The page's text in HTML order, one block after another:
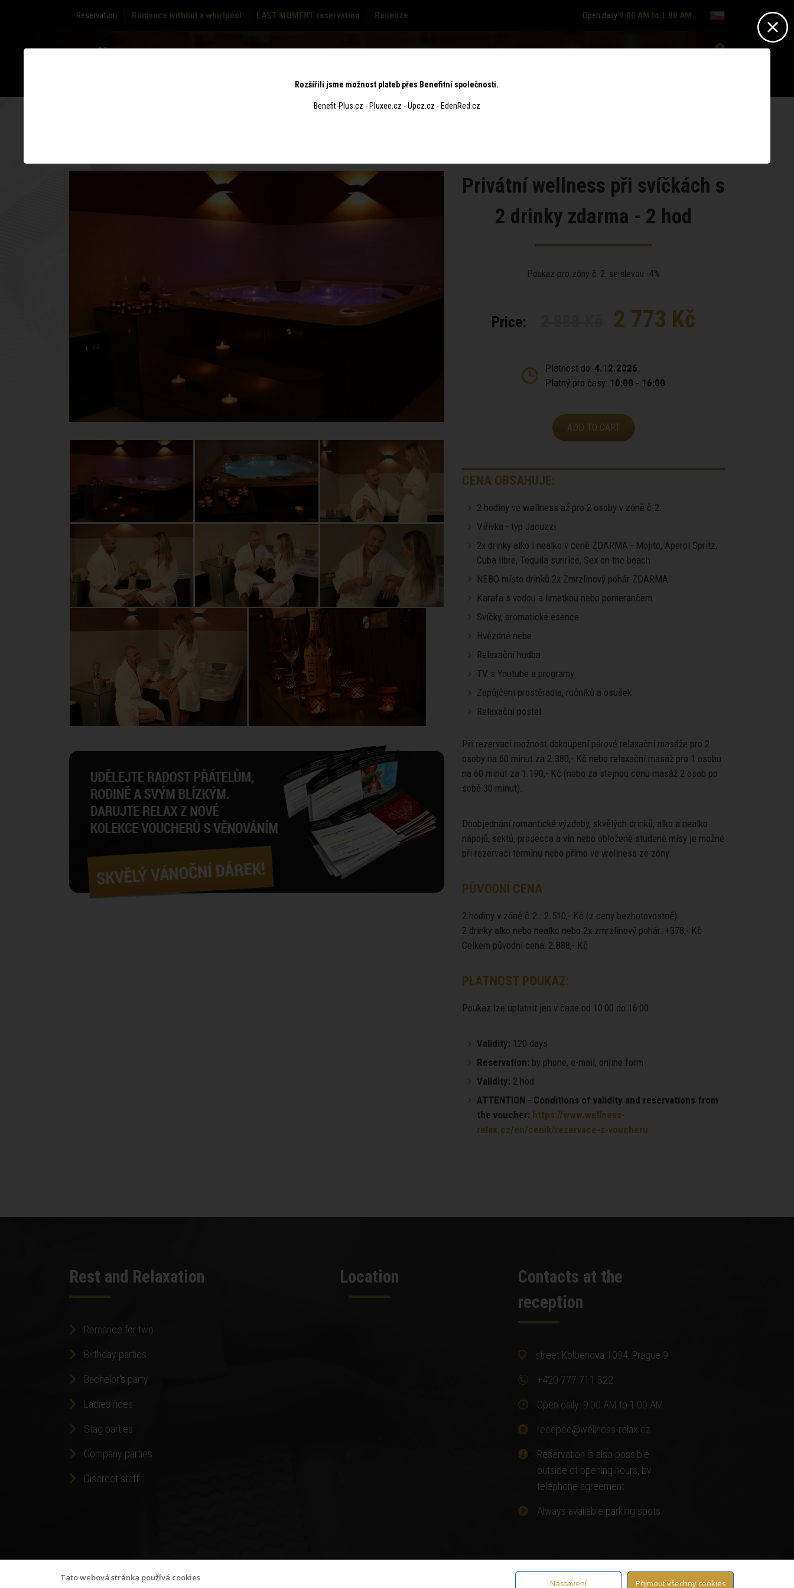
Reservation Romance without a whirlpool LAST MOMENT reservation Recenze Open daily 9:00 AM to 1:00 AM
Privátní wellness při svíčkách s
2 drinky zdarma - 2 hod
Poukaz pro zóny č. 2. se slevou -4%
Price: 2 773 Kč
Platnost do: 4.12.2026
Platný pro časy: 10:00 - 16:00
ADD TO CART
CENA OBSAHUJE:
2 hodiny ve wellness až pro 2 osoby v zóně č.2.
Vířivka - typ Jacuzzi
2x drinky alko i nealko v ceně ZDARMA - Mojito, Aperol Spritz,
Cuba libre, Tequila sunrice, Sex on the beach
NEBO místo drinků 2x Zmrzlinový pohár ZDARMA
Karafa s vodou a limetkou nebo pomerančem
Svíčky, aromatické esence
Hvězdné nebe
Relaxační hudba
TV s Youtube a programy
Zapůjčení prostěradla, ručníků a osušek
Relaxační postel
Při rezervaci možnost dokoupení párové relaxační masáže pro 2
osoby na 60 minut za 2.380,- Kč nebo relaxační masáž pro 1 osobu
na 60 minut za 1.190,- Kč (nebo za stejnou cenu masáž 2 osob po
sobě 30 minut).
Doobjednání romantické výzdoby, skvělých drinků, alko a nealko
nápojů, sektů, prosecca a vín nebo obložené studené mísy je možné
při rezervaci termínu nebo přímo ve wellness ze zóny.
PŮVODNÍ CENA
2 hodiny v zóně č.2.: 2.510,- Kč (z ceny bezhotovostně)
2 drinky alko nebo nealko nebo 2x zmrzlinový pohár: +378,- Kč
Celkem původní cena: 2.888,- Kč
PLATNOST POUKAZ:
Poukaz lze uplatnit jen v čase od 10:00 do 16:00
Validity: 120 days
Reservation: by phone, e-mail, online form
Validity: 2 hod
ATTENTION - Conditions of validity and reservations from
the voucher: https://www.wellness-
relax.cz/en/cenik/rezervace-z-voucheru
Rest and Relaxation
Romance for two
Birthday parties
Bachelor's party
Ladies rides
Stag parties
Company parties
Discreet staff
Location
Contacts at the
reception
street Kolbenova 1094, Prague 9
+420 777 711 322
Open daily: 9:00 AM to 1:00 AM
recepce@wellness-relax.cz
Reservation is also possible
outside of opening hours, by
telephone agreement
Always available parking spots
© Copyright 2018 Wellness-relax.cz
Tato webová stránka používá cookies
Nastavení Přijmout všechny cookies
Rozšířili jsme možnost plateb přes Benefitní společnosti.
Benefit-Plus.cz - Pluxee.cz - Upcz.cz - EdenRed.cz